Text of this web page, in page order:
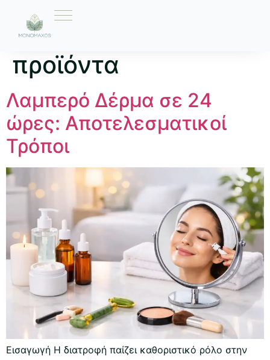
Ετικέτα:
προϊόντα
Λαμπερό Δέρμα σε 24
ώρες: Αποτελεσματικοί
Τρόποι
Εισαγωγή Η διατροφή παίζει καθοριστικό ρόλο στην